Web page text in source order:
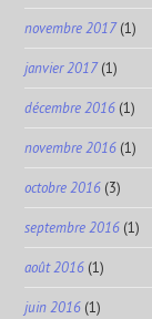
novembre 2017(1)
janvier 2017(1)
décembre 2016 (1)
novembre 2016 (1)
octobre 2016 (3)
septembre 2016 (1)
août 2016 (1)
juin 2016 (1)